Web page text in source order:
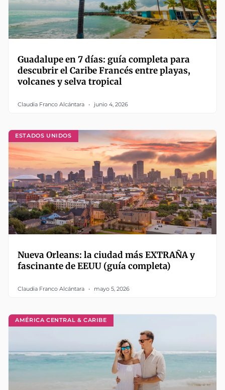
Guadalupe en 7 días: guía completa para
descubrir el Caribe Francés entre playas,
volcanes y selva tropical
Claudia Franco Alcántara junio 4, 2026
ESTADOS UNIDOS
Nueva Orleans: la ciudad más EXTRAÑA y
fascinante de EEUU (guía completa)
Claudia Franco Alcántara mayo 5, 2026
AMÉRICA CENTRAL & CARIBE